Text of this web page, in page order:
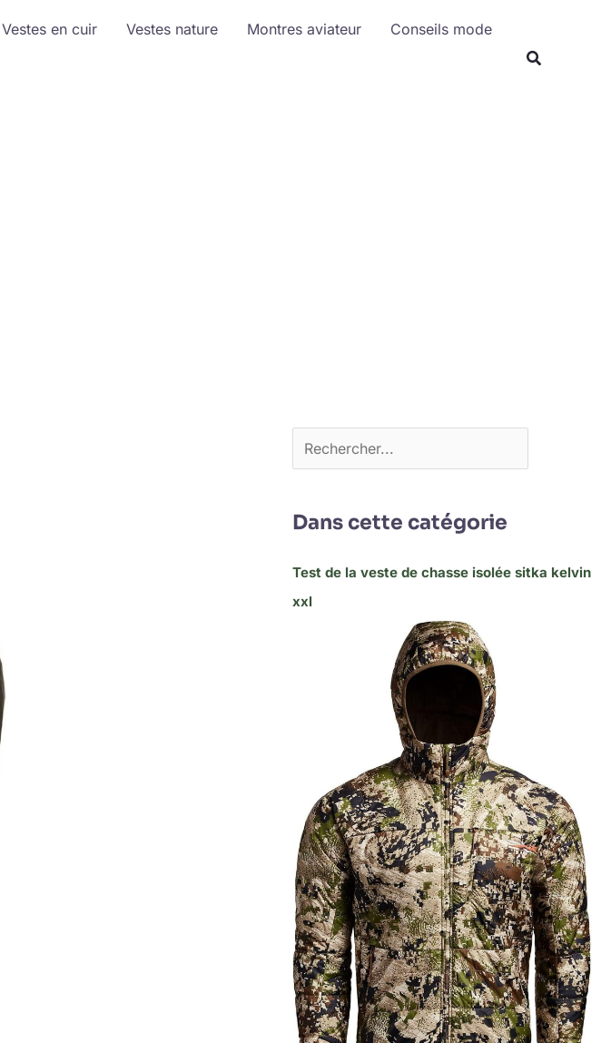
Vestes en cuir Vestes nature Montres aviateur Conseils mode
Dans cette catégorie
Test de la veste de chasse isolée sitka kelvin
xxl